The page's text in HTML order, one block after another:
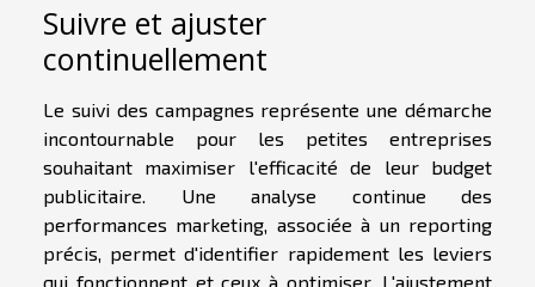
Suivre et ajuster
continuellement
Le suivi des campagnes représente une démarche
incontournable pour les petites entreprises
souhaitant maximiser l'efficacité de leur budget
publicitaire. Une analyse continue des
performances marketing, associée à un reporting
précis, permet d'identifier rapidement les leviers
qui fonctionnent et ceux à optimiser. L'ajustement